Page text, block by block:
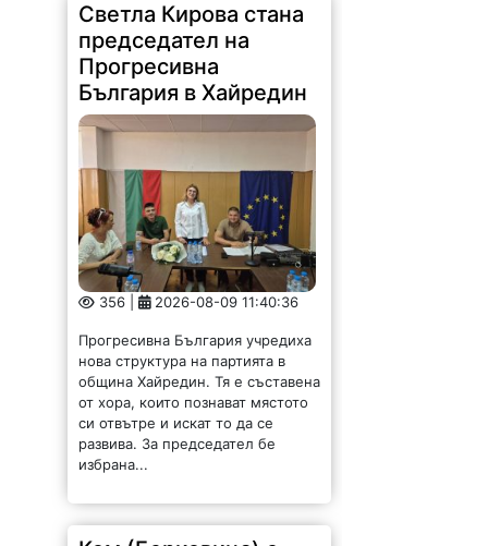
Светла Кирова стана
председател на
Прогресивна
България в Хайредин
356 | 2026-08-09 11:40:36
Прогресивна България учредиха
нова структура на партията в
община Хайредин. Тя е съставена
от хора, които познават мястото
си отвътре и искат то да се
развива. За председател бе
избрана...